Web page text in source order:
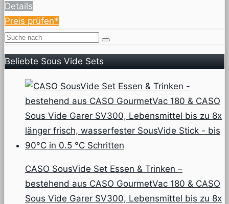
Details
Preis prüfen*
Beliebte Sous Vide Sets
CASO SousVide Set Essen & Trinken –
bestehend aus CASO GourmetVac 180 & CASO
Sous Vide Garer SV300, Lebensmittel bis zu 8x